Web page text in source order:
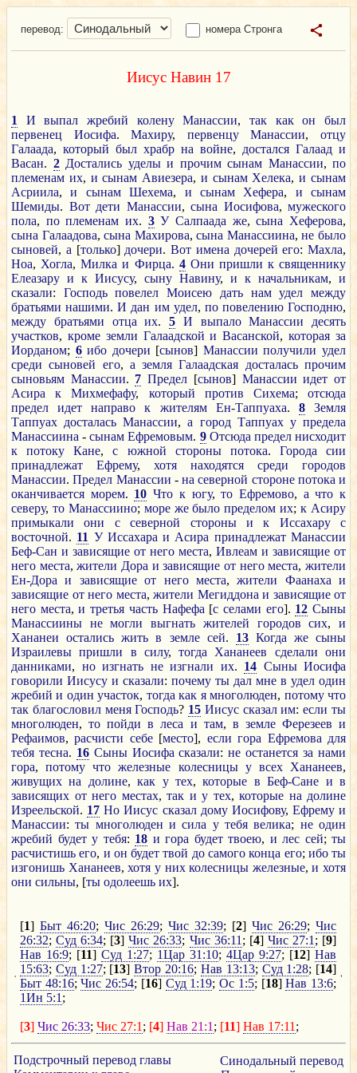
перевод: номера Стронга
Иисус Навин 17
1 И выпал жребий колену Манассии,так как он
был
первенец
Иосифа.Махиру, первенцу Манассии,отцу
Галаада, который был храбр на войне, достался Галаад и
Васан. 2 Достались уделы и прочим сынам Манассии, по
племенам их, и сынам Авиезера, и сынам Хелека,и сынам
Асриила,и сынам Шехема, и сынам Хефера, и
сынам
Шемиды. Вот дети Манассии, сына Иосифова, мужеского
пола, по племенам их. 3 У Салпаада же,сына Хеферова,
сына Галаадова,сына Махирова,сына Манассиина,не было
сыновей, а [только] дочери. Вот имена дочерей его: Махла,
Ноа, Хогла,Милка и Фирца. 4 Они пришли к священнику
Елеазару и к Иисусу, сыну Навину, и к начальникам, и
сказали: Господь повелел Моисею дать нам удел между
братьями нашими.И дан им удел, по повелению Господню,
между братьями отца их. 5 И выпало Манассии
десять
участков, кроме земли Галаадской и Васанской,которая за
Иорданом; 6 ибо дочери [сынов] Манассии получили удел
среди сыновей его, а земля Галаадская досталась прочим
сыновьям Манассии. 7 Предел [сынов] Манассии идет от
Асира
к Михмефафу, который против Сихема;отсюда
предел
идет направо к жителям Ен-Таппуаха. 8
Земля
Таппуах досталась Манассии,а город Таппуах у предела
Манассиина -сынам Ефремовым. 9 Отсюда предел нисходит
к
потоку Кане,с южной стороны потока. Города
сии
принадлежат
Ефрему, хотя находятся среди
городов
Манассии.Предел Манассии - на северной стороне потока и
оканчивается морем. 10 Что к югу,то Ефремово, а что к
северу, то Манассиино; море же было пределом их;к Асиру
примыкали
они с северной стороны и к Иссахару
с
восточной. 11 У Иссахара и Асира принадлежат Манассии
Беф-Сан и зависящие от него места, Ивлеам и зависящие от
него места,жители Дора и зависящие от него места,жители
Ен-Дора
и зависящие от него места,жители Фаанаха и
зависящие от него места, жители Мегиддона и зависящие от
него места,и третья часть Нафефа [с селами его]. 12 Сыны
Манассиины не могли выгнать жителей городов сих,и
Хананеи остались жить в земле сей. 13 Когда же сыны
Израилевы пришли в силу,тогда Хананеев сделали они
данниками, но изгнать не изгнали их. 14 Сыны Иосифа
говорили Иисусу и сказали: почему ты дал мне в удел один
жребий и один участок, тогда как я многолюден, потому что
так благословил меня Господь? 15 Иисус сказал им:если ты
многолюден,то пойди в леса и там, в земле Ферезеев и
Рефаимов,расчисти себе[место], если гора Ефремова для
тебя тесна. 16 Сыны Иосифа сказали:не останется за нами
гора,потому что железные колесницы у всех Хананеев,
живущих на долине,как у тех,которые в Беф-Сане и в
зависящих от него местах, так и у тех, которые на долине
Изреельской. 17 Но Иисус сказал дому Иосифову, Ефрему и
Манассии:ты многолюден и сила у тебя велика; не один
жребий будет у тебя: 18 и гора будет твоею, и лес сей; ты
расчистишь его, и он будет твой до самого конца его; ибо ты
изгонишь Хананеев,хотя у них колесницы железные,и хотя
они сильны, [ты одолеешь их].
[1] Быт 46:20; Чис 26:29; Чис 32:39; [2] Чис 26:29; Чис
26:32;Суд 6:34; [3]Чис 26:33; Чис 36:11 ; [4] Чис 27:1 ; [9]
Нав 16:9; [11] Суд 1:27; 1Цар 31:10; 4Цар 9:27; [12] Нав
15:63; Суд 1:27; [13]Втор 20:16; Нав 13:13; Суд 1:28; [14]
Быт 48:16;Чис 26:54; [16] Суд 1:19;Ос 1:5; [18]Нав 13:6;
1Ин 5:1 ;
[3] Чис 26:33; Чис 27:1 ; [4] Нав 21:1 ; [11] Нав 17:11 ;
Подстрочный перевод главы
Синодальный перевод